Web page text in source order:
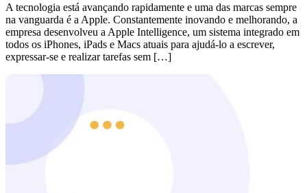
A tecnologia está avançando rapidamente e uma das marcas sempre
na vanguarda é a Apple. Constantemente inovando e melhorando, a
empresa desenvolveu a Apple Intelligence, um sistema integrado em
todos os iPhones, iPads e Macs atuais para ajudá-lo a escrever,
expressar-se e realizar tarefas sem […]